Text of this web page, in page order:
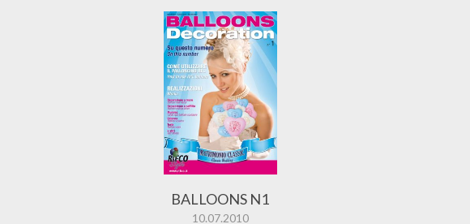
BALLOONS N1
10.07.2010